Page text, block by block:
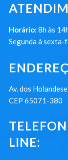
Horário: 8h às
Segunda à sexta-
Av. dos
CEP 65071-380
LINE: